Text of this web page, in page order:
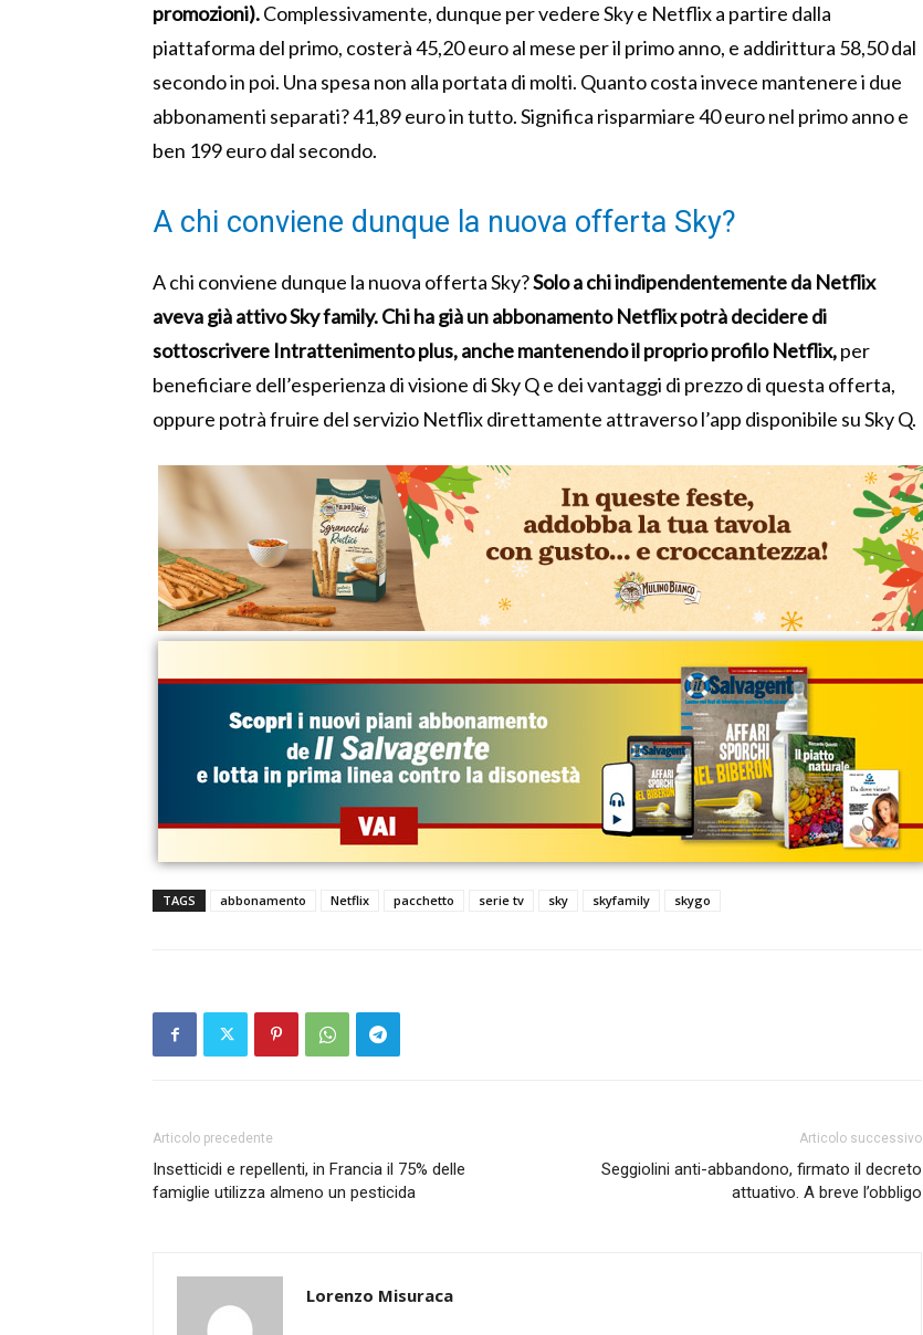
promozioni).Complessivamente, dunque per vedere Sky e Netflix a partire dalla
piattaforma del primo, costerà 45,20 euro al mese per il primo anno, e addirittura 58,50 dal
secondo in poi. Una spesa non alla portata di molti. Quanto costa invece mantenere i due
abbonamenti separati? 41,89 euro in tutto. Significa risparmiare 40 euro nel primo anno e
ben 199 euro dal secondo.
A chi conviene dunque la nuova offerta Sky?
A chi conviene dunque la nuova offerta Sky?Solo a chi indipendentemente da Netflix
aveva già attivo Sky family. Chi ha già un abbonamento Netflix potrà decidere di
sottoscrivere Intrattenimento plus, anche mantenendo il proprio profilo Netflix,per
beneficiare dell’esperienza di visione di Sky Q e dei vantaggi di prezzo di questa offerta,
oppure potrà fruire del servizio Netflix direttamente attraverso l’app disponibile su Sky Q.
TAGS abbonamento Netflix pacchetto serie tv sky skyfamily skygo
Articolo precedente
Insetticidi e repellenti, in Francia il 75% delle
famiglie utilizza almeno un pesticida
Articolo successivo
Seggiolini anti-abbandono, firmato il decreto
attuativo. A breve l’obbligo
Lorenzo Misuraca